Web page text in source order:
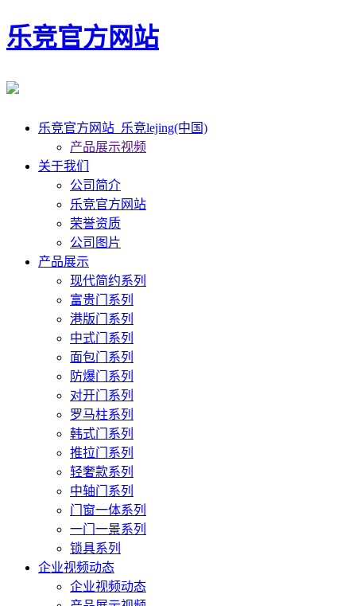
乐竞官方网站
乐竞官方网站_乐竞lejing(中国)
产品展示视频
关于我们
公司简介
乐竞官方网站
荣誉资质
公司图片
产品展示
现代简约系列
富贵门系列
港版门系列
中式门系列
面包门系列
防爆门系列
对开门系列
罗马柱系列
韩式门系列
推拉门系列
轻奢款系列
中轴门系列
门窗一体系列
一门一景系列
锁具系列
企业视频动态
企业视频动态